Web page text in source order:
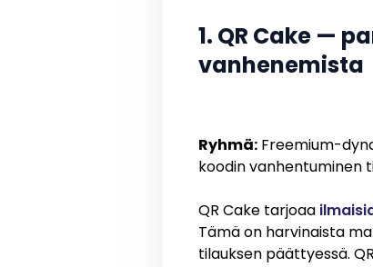
1. QR Cake —
vanhenemista
Ryhmä:Freemium-
koodin vanhentuminen
QR Cake tarjoaa
Tämä on harvinaista
tilauksen päättyessä.